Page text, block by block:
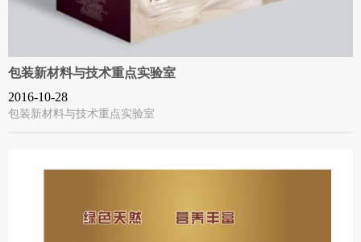
包装新材料与技术重点实验室
2016-10-28
包装新材料与技术重点实验室